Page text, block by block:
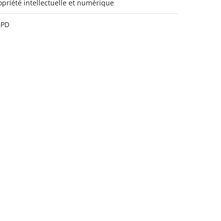
intellectuelle et numérique